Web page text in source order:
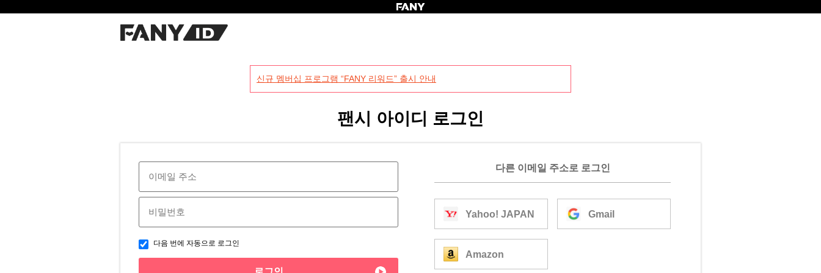
신규 멤버십 프로그램 “FANY 리워드” 출시 안내
팬시 아이디 로그인
다음 번에 자동으로 로그인
다른 이메일 주소로 로그인
Yahoo! JAPAN Gmail
Amazon